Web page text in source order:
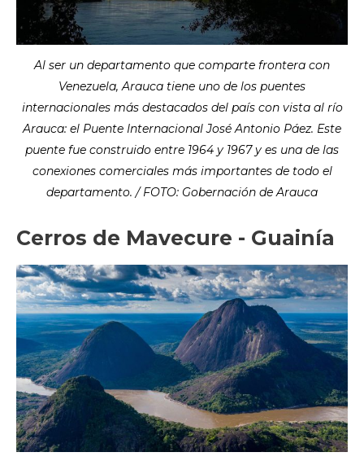
Al ser un departamento que comparte frontera con
Venezuela, Arauca tiene uno de los puentes
internacionales más destacados del país con vista al río
Arauca: el Puente Internacional José Antonio Páez. Este
puente fue construido entre 1964 y 1967 y es una de las
conexiones comerciales más importantes de todo el
departamento. / FOTO: Gobernación de Arauca
Cerros de Mavecure - Guainía